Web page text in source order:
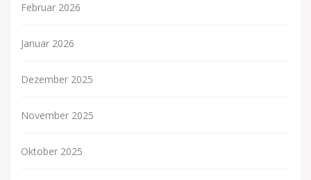
Februar 2026
Januar 2026
Dezember 2025
November 2025
Oktober 2025